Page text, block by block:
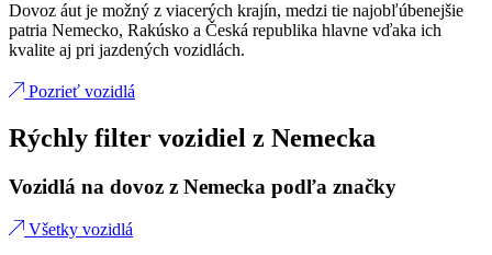
Dovoz áut je možný z viacerých krajín, medzi tie najobľúbenejšie
patria Nemecko, Rakúsko a Česká republika hlavne vďaka ich
kvalite aj pri jazdených vozidlách.
Pozrieť vozidlá
Rýchly filter vozidiel z Nemecka
Vozidlá na dovoz z Nemecka podľa značky
Všetky vozidlá